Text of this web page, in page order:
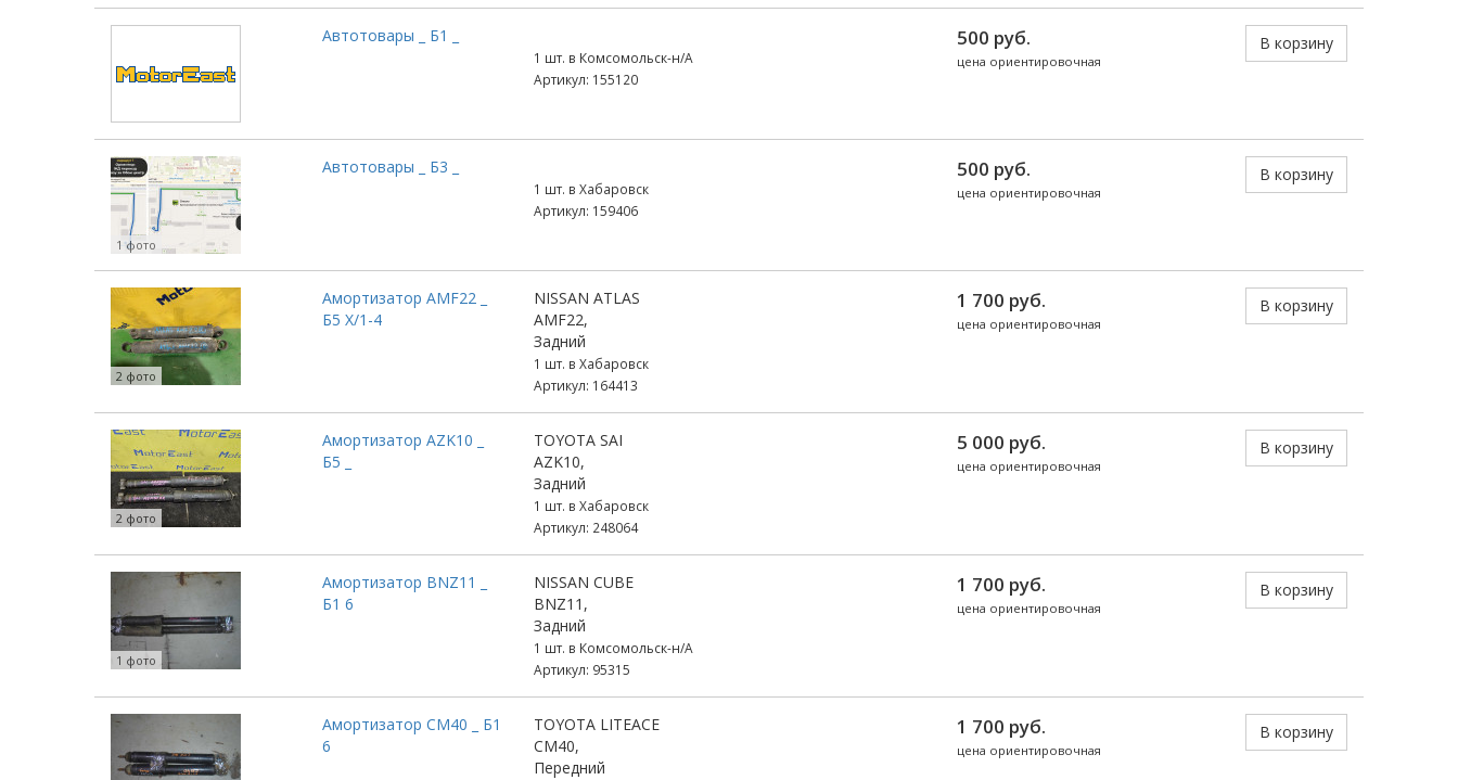
Автотовары _ Б1 _
1 шт. в Комсомольск-н/А
Артикул: 155120
500 руб. В корзину
цена ориентировочная
1 фото
Автотовары _ Б3 _
1 шт. в Хабаровск
Артикул: 159406
500 руб. В корзину
цена ориентировочная
2 фото
Амортизатор AMF22 _
Б5 Х/1-4
NISSAN ATLAS
AMF22,
Задний
1 шт. в Хабаровск
Артикул: 164413
1 700 руб. В корзину
цена ориентировочная
2 фото
Амортизатор AZK10 _
Б5 _
TOYOTA SAI
AZK10,
Задний
1 шт. в Хабаровск
Артикул: 248064
5 000 руб. В корзину
цена ориентировочная
1 фото
Амортизатор BNZ11 _
Б1 6
NISSAN CUBE
BNZ11,
Задний
1 шт. в Комсомольск-н/А
Артикул: 95315
1 700 руб. В корзину
цена ориентировочная
Амортизатор CM40 _ Б1
6
TOYOTA LITEACE
CM40,
Передний
1 700 руб. В корзину
цена ориентировочная